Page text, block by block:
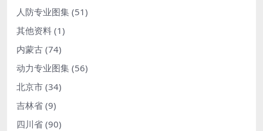
人防专业图集 (51)
其他资料 (1)
内蒙古 (74)
动力专业图集 (56)
北京市 (34)
吉林省 (9)
四川省 (90)